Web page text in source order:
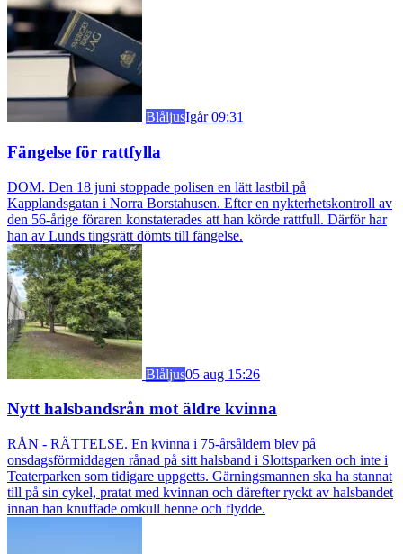
BlåljusIgår 09:31
Fängelse för rattfylla
DOM. Den 18 juni stoppade polisen en lätt lastbil på
Kapplandsgatan i Norra Borstahusen. Efter en nykterhetskontroll av
den 56-årige föraren konstaterades att han körde rattfull. Därför har
han av Lunds tingsrätt dömts till fängelse.
Blåljus05 aug 15:26
Nytt halsbandsrån mot äldre kvinna
RÅN - RÄTTELSE. En kvinna i 75-årsåldern blev på
onsdagsförmiddagen rånad på sitt halsband i Slottsparken och inte i
Teaterparken som tidigare uppgetts. Gärningsmannen ska ha stannat
till på sin cykel, pratat med kvinnan och därefter ryckt av halsbandet
innan han knuffade omkull henne och flydde.